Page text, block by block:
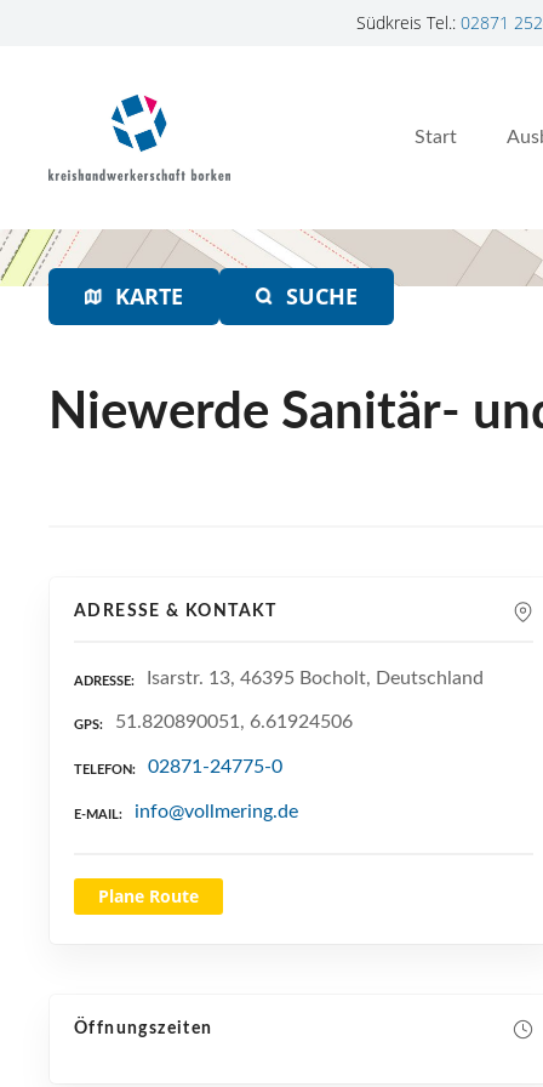
Südkreis Tel.: 02871
a
t
Start
KARTE SUCHE
Niewerde Sanitär-
ADRESSE & KONTAKT
ADRESSE Isarstr. 13, 46395 Bocholt, Deutschland
GPS 51.820890051, 6.61924506
TELEFON 02871-24775-0
E-MAIL info@vollmering.de
Plane Route
Öffnungszeiten